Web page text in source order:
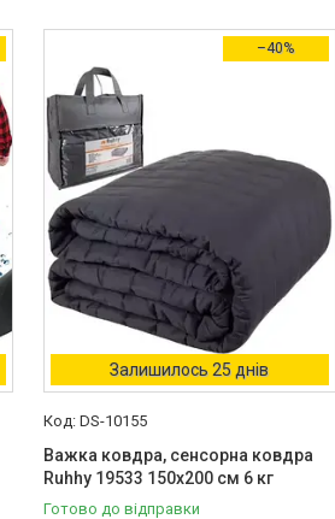
–40%
Залишилось 25 днів
DS-10155
Важка ковдра, сенсорна ковдра
Ruhhy 19533 150х200 см 6 кг
Готово до відправки